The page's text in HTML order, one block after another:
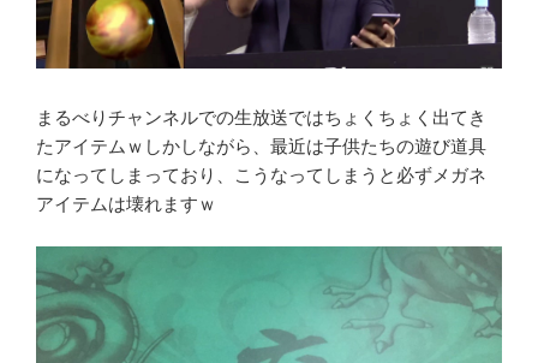
まるべりチャンネルでの生放送ではちょくちょく出てき
たアイテムｗしかしながら、最近は子供たちの遊び道具
になってしまっており、こうなってしまうと必ずメガネ
アイテムは壊れますｗ